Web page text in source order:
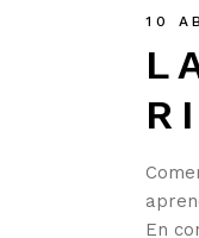
10
En